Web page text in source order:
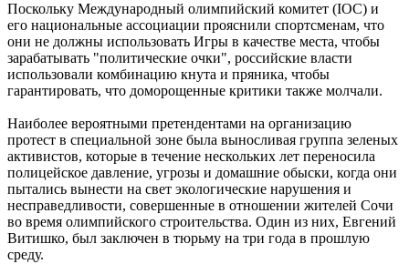
Поскольку Международный олимпийский комитет (IOC) и
его национальные ассоциации прояснили спортсменам, что
они не должны использовать Игры в качестве места, чтобы
зарабатывать "политические очки", российские власти
использовали комбинацию кнута и пряника, чтобы
гарантировать, что доморощенные критики также молчали.
Наиболее вероятными претендентами на организацию
протест в специальной зоне была выносливая группа зеленых
активистов, которые в течение нескольких лет переносила
полицейское давление, угрозы и домашние обыски, когда они
пытались вынести на свет экологические нарушения и
несправедливости, совершенные в отношении жителей Сочи
во время олимпийского строительства. Один из них, Евгений
Витишко, был заключен в тюрьму на три года в прошлую
среду.